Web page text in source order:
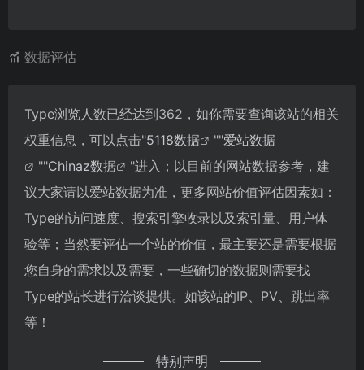
数据评估
Type浏览人数已经达到362，如你需要查询该站的相关
权重信息，可以点击"5118数据 ""爱站数据
""Chinaz数据
"进入；以目前的网站数据参考，建
议大家请以爱站数据为准，更多网站价值评估因素如：
Type的访问速度、搜索引擎收录以及索引量、用户体
验等；当然要评估一个站的价值，最主要还是需要根据
您自身的需求以及需要，一些确切的数据则需要找
Type的站长进行洽谈提供。如该站的IP、PV、跳出率
等！
特别声明